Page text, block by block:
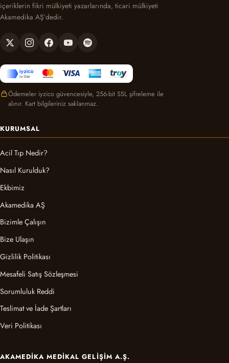
içeriklerin fikri mülkiyeti yazarlarında, ticari mülkiyeti
Akamedika AŞ’dedir.
Ödemeler iyzico güvencesiyle, 256-bit SSL şifreleme ile
alınır. Kart bilgileriniz saklanmaz.
KURUMSAL
Acil Tıp Nedir?
Nasıl Kurulduk?
Ekbimiz
Akamedika AŞ
Bizimle Çalışın
Bize Ulaşın
Gizlilik Politikası
Mesafeli Satış Sözleşmesi
Sorumluluk Reddi
Teslimat ve İade Şartları
Veri Politikası
AKAMEDIKA MEDIKAL GELIŞIM A.Ş.